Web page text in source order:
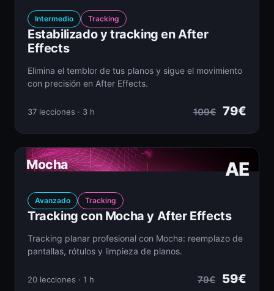
Intermedio Tracking
Estabilizado y tracking en After
Effects
Elimina el temblor de tus planos y sigue el movimiento
con precisión en After Effects.
37 lecciones · 3 h 109€ 79€
AE
Mocha
Avanzado Tracking
Tracking con Mocha y After Effects
Tracking planar profesional con Mocha: reemplazo de
pantallas, rótulos y limpieza de planos.
20 lecciones · 1 h 79€ 59€